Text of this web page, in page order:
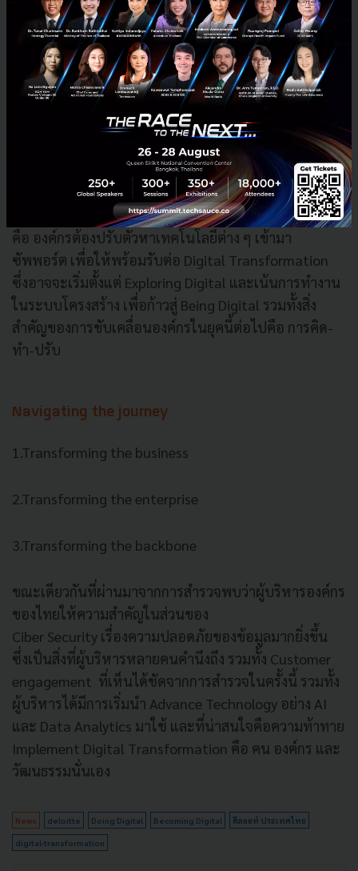
มหาศาลและคาดไม่ถึงจากการแพร่ระบาดของเชื้อไวรัสโค
วิด-19 ภาคธุรกิจจึงควรระมัดระวังมากขึ้นเกี่ยวกับการขับ
เคลื่อนของการปรับองค์กรสู่ดิจิทัลและสภาพแวดล้อมทาง
ดิจิทัลในตลาด โดยเฉพาะอย่างยิ่งในช่วงสถานการณ์โลกที่
ไม่อาจคาดการณ์ได้ในขณะนี้และช่วงเวลาเปลี่ยนผ่าน
และเมื่อเราอยู่ในโลกออนไลน์ โควิดมีการเปลี่ยนแปลง
พฤติกรรมผู้บริโภค ข้อจำกัดคือ ซัพพลายเชนดิสรัปชั่น จึง
เป็นเหตุผลให้องค์กรในไทยต้องปรับตัว และในมุมมองคิด
ว่า การทำงานจะเป็นแบบไฮบริดมากขึ้น ดังนั้นสิ่งสำคัญ
คือ องค์กรต้องปรับตัวหาเทคโนโลยีต่าง ๆ เข้ามา
ซัพพอร์ต เพื่อให้พร้อมรับต่อ Digital Transformation
ซึ่งอาจจะเริ่มตั้งแต่ Exploring Digital และเน้นการทำงาน
ในระบบโครงสร้าง เพื่อก้าวสู่ Being Digital รวมทั้งสิ่ง
สำคัญของการขับเคลื่อนองค์กรในยุคนี้ต่อไปคือ การคิด-
ทำ-ปรับ
Navigating the journey
1.Transforming the business
2.Transforming the enterprise
3.Transforming the backbone
ขณะเดียวกันที่ผ่านมาจากการสำรวจพบว่าผู้บริหารองค์กร
ของไทยให้ความสำคัญในส่วนของ
Ciber Security เรื่องความปลอดภัยของข้อมูลมากยิ่งขึ้น
ซึ่งเป็นสิ่งที่ผู้บริหารหลายคนคำนึงถึง รวมทั้ง Customer
engagement ที่เห็นได้ชัดจากการสำรวจในครั้งนี้ รวมทั้ง
ผู้บริหารได้มีการเริ่มนำ Advance Technology อย่าง AI
และ Data Analytics มาใช้ และที่น่าสนใจคือความท้าทาย
Implement Digital Transformation คือ คน องค์กร และ
วัฒนธรรมนั่นเอง
News deloitte Doing Digital Becoming Digital ดีลอยท์ ประเทศไทย
digital-transformation